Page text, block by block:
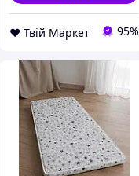
❤️ Твій Маркет 95%